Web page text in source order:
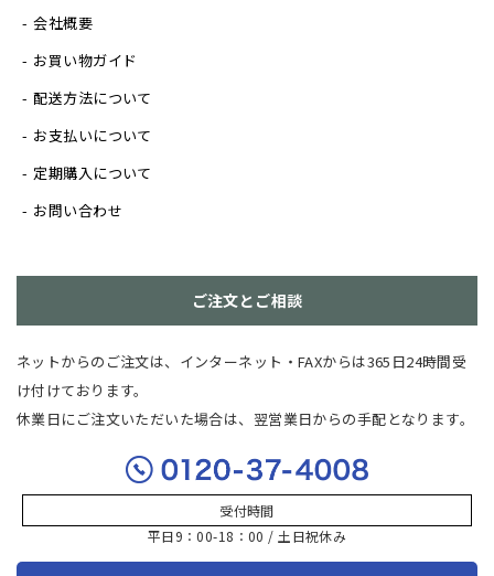
会社概要
お買い物ガイド
配送方法について
お支払いについて
定期購入について
お問い合わせ
ご注文とご相談
ネットからのご注文は、インターネット・FAXからは365日24時間受
け付けております。
休業日にご注文いただいた場合は、翌営業日からの手配となります。
受付時間
平日9：00-18：00 / 土日祝休み